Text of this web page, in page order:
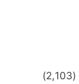
(2,103)